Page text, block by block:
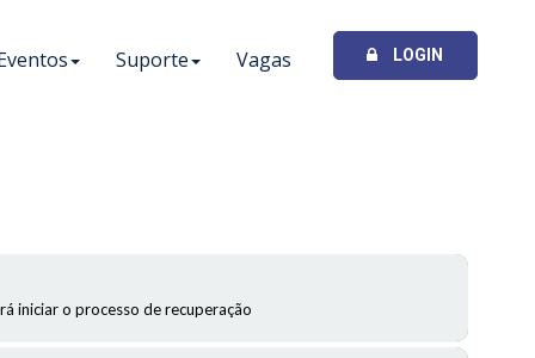
Suporte Vagas LOGIN
iniciar o processo de recuperação